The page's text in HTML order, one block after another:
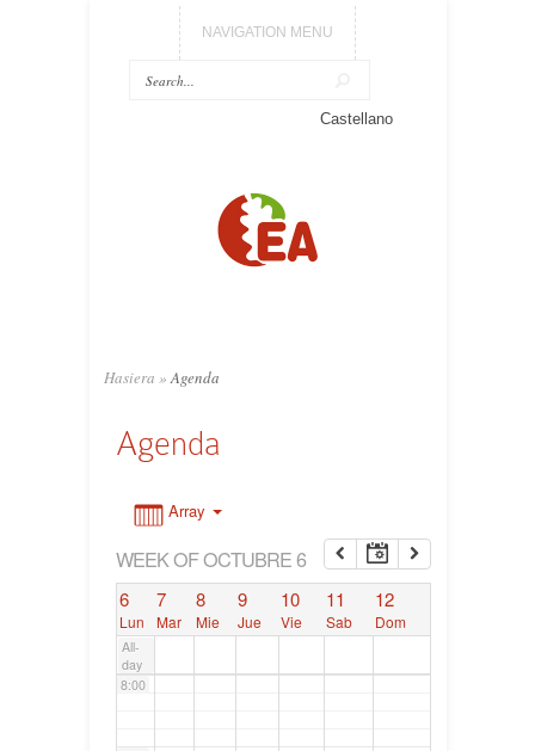
NAVIGATION MENU
Castellano
Hasiera » Agenda
Agenda
Array
WEEK OF OCTUBRE 6
6
Lun
7
Mar
8
Mie
9
Jue
10
Vie
11
Sab
12
Dom
All-
day
7:00
8:00